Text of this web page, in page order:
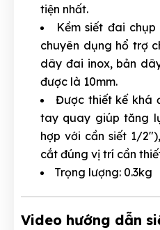
tiện nhất.
Kềm siết đai
chuyên dụng hổ trợ
dây đai inox, bản
được là 10mm.
Được thiết kế khá
tay quay giúp tăng
hợp với cần siết 1/
cắt đúng vị trí cần
Trọng lượng: 0.3kg
Video hướng dẫn